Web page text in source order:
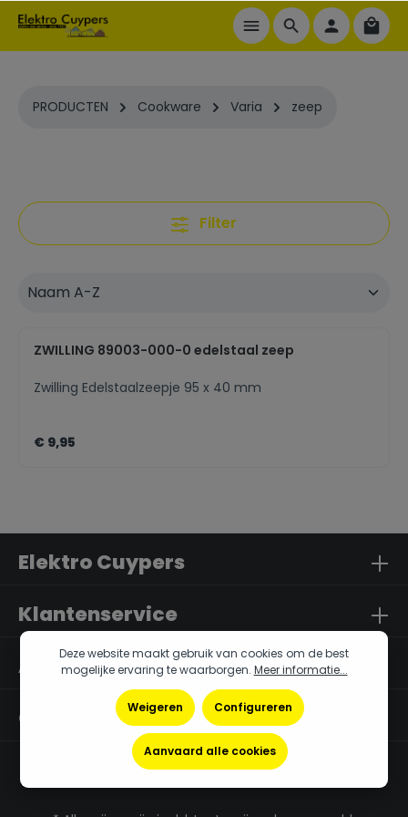
PRODUCTEN Cookware Varia zeep
Filter
ZWILLING 89003-000-0 edelstaal zeep
Zwilling Edelstaalzeepje 95 x 40 mm
€ 9,95
Elektro Cuypers
Klantenservice
Algemene Info
Openingsuren
Deze website maakt gebruik van cookies om de best
mogelijke ervaring te waarborgen. Meer informatie...
Weigeren Configureren
Aanvaard alle cookies